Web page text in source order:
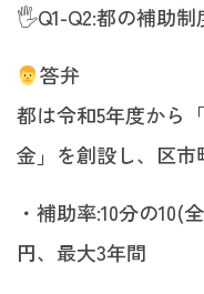
🖐️Q1-Q2:都の補助制
答弁
都は令和5年度から
金」を創設し、区
・補助率:10分の10(
円、最大3年間